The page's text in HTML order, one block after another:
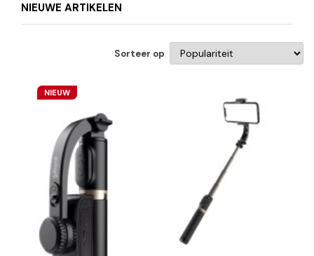
NIEUWE ARTIKELEN
Sorteer op
NIEUW